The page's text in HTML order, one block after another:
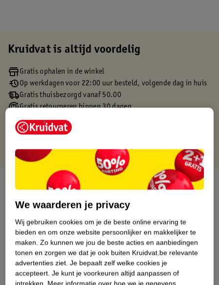
Kruidvat is altijd voordelig
Gratis ophalen in de winkel
Op werkdagen voor 22:00 uur besteld, volgende dag in huis
Gratis thuisbezorgd vanaf 50.00
Gratis retourneren binnen 30 dagen
Gratis punten met je Kruidvat kaart
Over dit product
Productinformatie
Etiketinformatie
Nature Impact Score
Dit product heeft (nog) geen Nature
We waarderen je privacy
Wij gebruiken cookies om je de beste online ervaring te
bieden en om onze website persoonlijker en makkelijker te
maken. Zo kunnen we jou de beste acties en aanbiedingen
tonen en zorgen we dat je ook buiten Kruidvat.be relevante
advertenties ziet. Je bepaalt zelf welke cookies je
accepteert. Je kunt je voorkeuren altijd aanpassen of